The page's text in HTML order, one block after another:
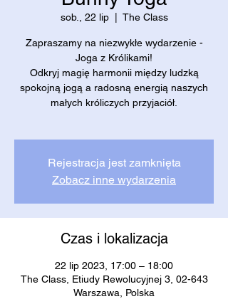
sob., 22 lip
  |
The Class
Zapraszamy na niezwykłe wydarzenie -
Joga z Królikami!
Odkryj magię harmonii między ludzką
spokojną jogą a radosną energią naszych
małych króliczych przyjaciół.
Rejestracja jest zamknięta
Zobacz inne wydarzenia
Czas i lokalizacja
22 lip 2023, 17:00 – 18:00
The Class, Etiudy Rewolucyjnej 3, 02-643
Warszawa, Polska